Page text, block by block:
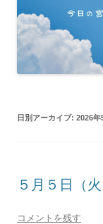
日別アーカイブ: 2026年
５月５日（
コメントを残す